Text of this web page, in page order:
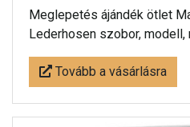
Meglepetés ájándék ötlet
Lederhosen szobor, modell,
Tovább a vásárlásra